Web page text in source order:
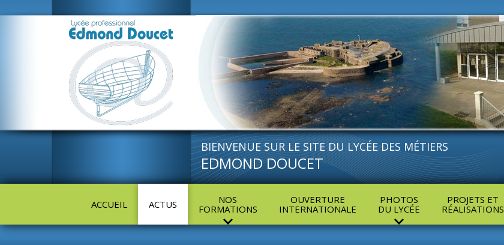
BIENVENUE SUR LE SITE DULYCÉE DES MÉTIERS
EDMOND DOUCET
ACCUEIL ACTUS
NOS
FORMATIONS
OUVERTURE
INTERNATIONALE
PHOTOS
DU LYCÉE
PROJETS ET
RÉALISATIONS